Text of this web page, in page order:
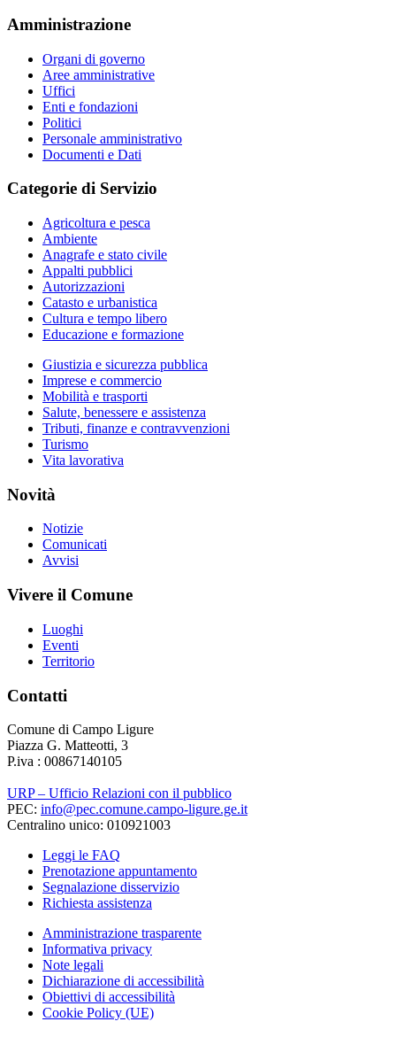
Amministrazione
Organi di governo
Aree amministrative
Uffici
Enti e fondazioni
Politici
Personale amministrativo
Documenti e Dati
Categorie di Servizio
Agricoltura e pesca
Ambiente
Anagrafe e stato civile
Appalti pubblici
Autorizzazioni
Catasto e urbanistica
Cultura e tempo libero
Educazione e formazione
Giustizia e sicurezza pubblica
Imprese e commercio
Mobilità e trasporti
Salute, benessere e assistenza
Tributi, finanze e contravvenzioni
Turismo
Vita lavorativa
Novità
Notizie
Comunicati
Avvisi
Vivere il Comune
Luoghi
Eventi
Territorio
Contatti
Comune di Campo Ligure
Piazza G. Matteotti, 3
P.iva : 00867140105
URP – Ufficio Relazioni con il pubblico
PEC: info@pec.comune.campo-ligure.ge.it
Centralino unico: 010921003
Leggi le FAQ
Prenotazione appuntamento
Segnalazione disservizio
Richiesta assistenza
Amministrazione trasparente
Informativa privacy
Note legali
Dichiarazione di accessibilità
Obiettivi di accessibilità
Cookie Policy (UE)